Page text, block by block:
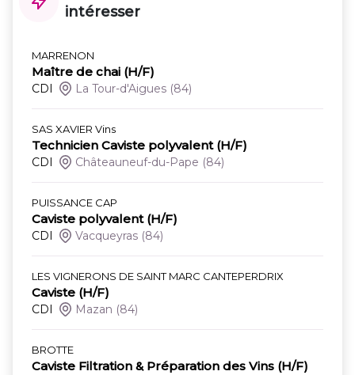
intéresser
MARRENON
Maître de chai (H/F)
CDI La Tour-d'Aigues (84)
SAS XAVIER Vins
Technicien Caviste polyvalent (H/F)
CDI Châteauneuf-du-Pape (84)
PUISSANCE CAP
Caviste polyvalent (H/F)
CDI Vacqueyras (84)
LES VIGNERONS DE SAINT MARC CANTEPERDRIX
Caviste (H/F)
CDI Mazan (84)
BROTTE
Caviste Filtration & Préparation des Vins (H/F)